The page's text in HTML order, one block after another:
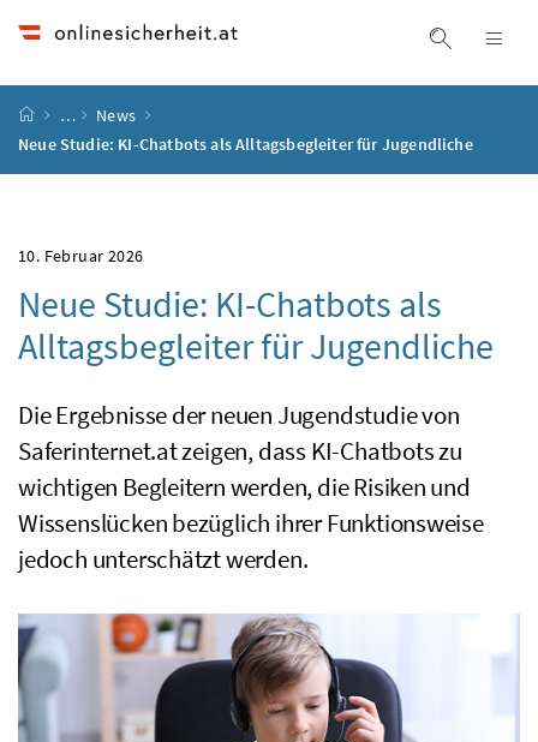
Suche
Startseite
…
News
Neue Studie: KI-Chatbots als Alltagsbegleiter für Jugendliche
10. Februar 2026
Neue Studie: KI-Chatbots als
Alltagsbegleiter für Jugendliche
Die Ergebnisse der neuen Jugendstudie von
Saferinternet.at zeigen, dass KI-Chatbots zu
wichtigen Begleitern werden, die Risiken und
Wissenslücken bezüglich ihrer Funktionsweise
jedoch unterschätzt werden.